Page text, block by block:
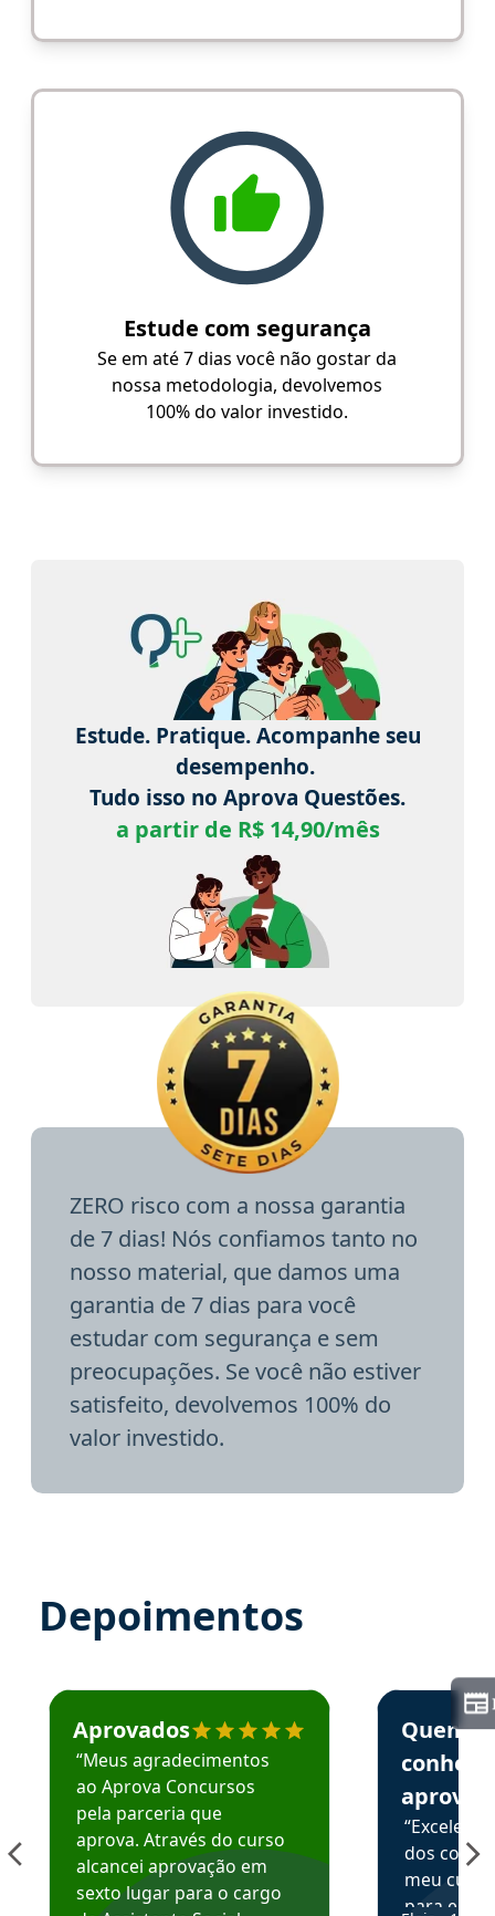
Estude com segurança
Se em até 7 dias você não gostar da
nossa metodologia, devolvemos
100% do valor investido.
Estude. Pratique. Acompanhe seu
desempenho.
Tudo isso no Aprova Questões.
a partir de R$ 14,90/mês
ZERO risco com a nossa garantia
de 7 dias! Nós confiamos tanto no
nosso material, que damos uma
garantia de 7 dias para você
estudar com segurança e sem
preocupações. Se você não estiver
satisfeito, devolvemos 100% do
valor investido.
Depoimentos
Estudante José recomenda o Aprova Concursos em
Aprovados
“Meus agradecimentos
ao Aprova Concursos
pela parceria que
aprova. Através do curso
alcancei aprovação em
sexto lugar para o cargo
Estudante
Quem
aprova
dos
meu
para